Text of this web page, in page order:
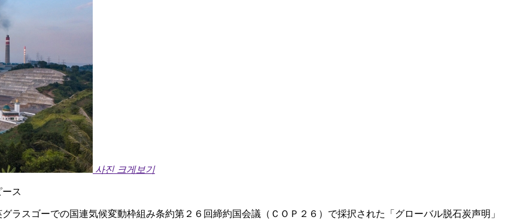
사진 크게보기
ス
ラスゴーでの国連気候変動枠組み条約第２６回締約国会議（ＣＯＰ２６）で採択された「グローバル脱石炭声明」